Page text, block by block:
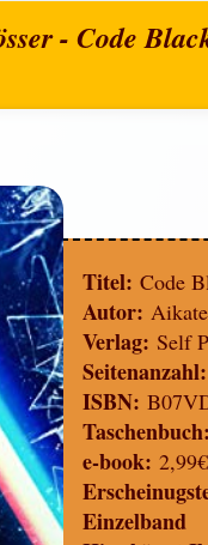
- Code
Titel: Code
Autor:
Verlag: Self
Seitenanzahl:
ISBN:
Taschenbuch:
e-book: 2,99€
Einzelband